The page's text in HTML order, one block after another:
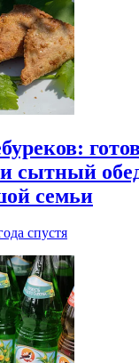
сытный
семьи
спустя